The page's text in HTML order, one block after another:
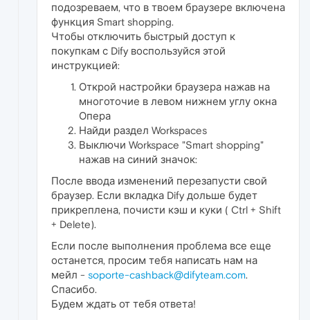
подозреваем, что в твоем браузере включена
функция Smart shopping.
Чтобы отключить быстрый доступ к
покупкам с Dify воспользуйся этой
инструкцией:
Открой настройки браузера нажав на
многоточие в левом нижнем углу окна
Опера
Найди раздел Workspaces
Выключи Workspace "Smart shopping"
нажав на синий значок:
После ввода изменений перезапусти свой
браузер. Если вкладка Dify дольше будет
прикреплена, почисти кэш и куки ( Ctrl + Shift
+ Delete).
Если после выполнения проблема все еще
останется, просим тебя написать нам на
мейл - soporte-cashback@difyteam.com.
Спасибо.
Будем ждать от тебя ответа!